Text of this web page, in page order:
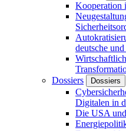
Kooperation
deutsche
Dossiers
Dossiers
Digitalen in
Die USA